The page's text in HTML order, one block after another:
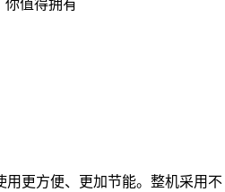
你值得拥有
用更方便、更加节能。整机采用不